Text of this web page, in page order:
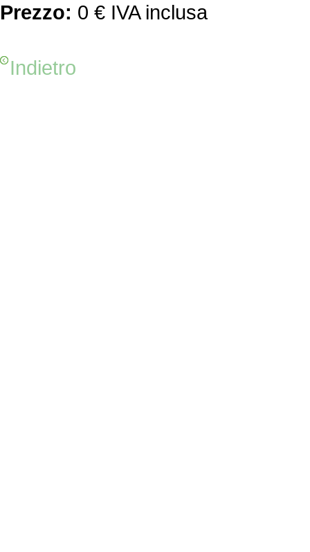
Prezzo: 0 € IVA inclusa
Indietro